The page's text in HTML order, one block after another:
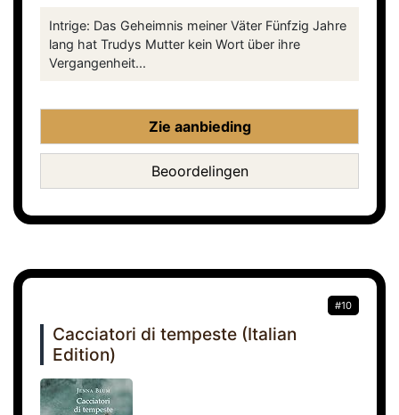
Intrige: Das Geheimnis meiner Väter Fünfzig Jahre
lang hat Trudys Mutter kein Wort über ihre
Vergangenheit...
Zie aanbieding
Beoordelingen
#10
Cacciatori di tempeste (Italian
Edition)